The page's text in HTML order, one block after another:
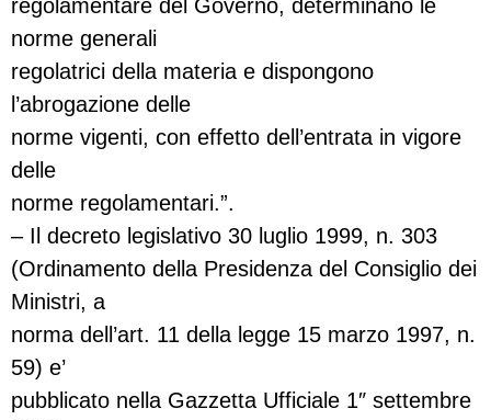
regolamentare del Governo, determinano le
norme generali
regolatrici della materia e dispongono
l’abrogazione delle
norme vigenti, con effetto dell’entrata in vigore
delle
norme regolamentari.”.
– Il decreto legislativo 30 luglio 1999, n. 303
(Ordinamento della Presidenza del Consiglio dei
Ministri, a
norma dell’art. 11 della legge 15 marzo 1997, n.
59) e’
pubblicato nella Gazzetta Ufficiale 1″ settembre